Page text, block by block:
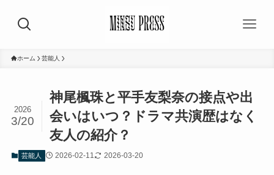
ホーム 芸能人
神尾楓珠と平手友梨奈の接点や出
会いはいつ？ドラマ共演歴はなく
友人の紹介？
2026
3/20
芸能人 2026-02-11 2026-03-20